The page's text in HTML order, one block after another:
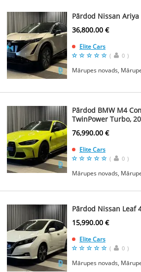
Pārdod Nissan Ariya
36,800.00 €
Elite Cars
( 0 )
Mārupes novads,
Pārdod BMW M4
TwinPower Turbo,
76,990.00 €
Elite Cars
( 0 )
Mārupes novads,
Pārdod Nissan Leaf
15,990.00 €
Elite Cars
( 0 )
Mārupes novads,